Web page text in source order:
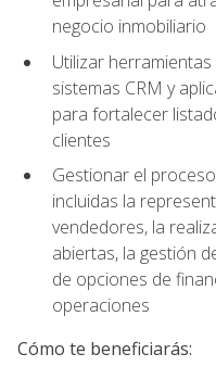
negocio inmobiliario
Utilizar
sistemas CRM y
para fortalecer
clientes
Gestionar el
incluidas la
vendedores, la
abiertas, la gestión
de opciones de
operaciones
Cómo te beneficiarás: